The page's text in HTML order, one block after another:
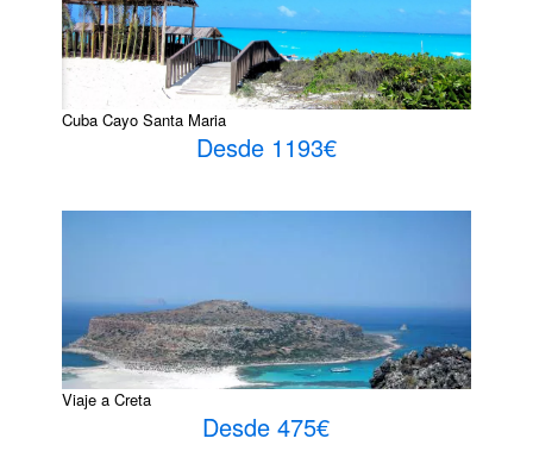
Cuba Cayo Santa Maria
Desde 1193€
Viaje a Creta
Desde 475€